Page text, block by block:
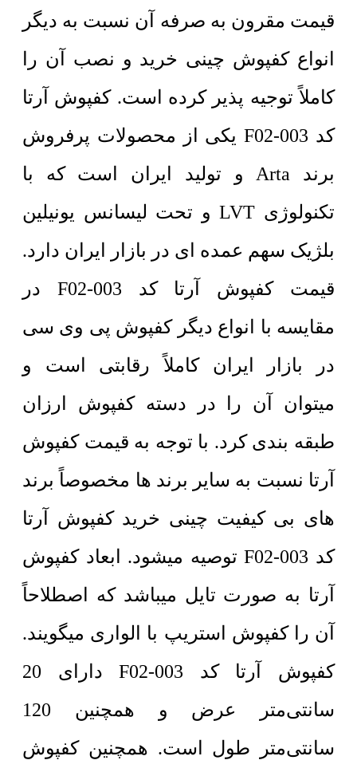
قیمت مقرون به صرفه آن نسبت به دیگر
انواع کفپوش چینی خرید و نصب آن را
کاملاً توجیه پذیر کرده است. کفپوش آرتا
کد F02-003 یکی از محصولات پرفروش
برند Arta و تولید ایران است که با
تکنولوژی LVT و تحت لیسانس یونیلین
بلژیک سهم عمده ای در بازار ایران دارد.
قیمت کفپوش آرتا کد F02-003 در
مقایسه با انواع دیگر کفپوش پی وی سی
در بازار ایران کاملاً رقابتی است و
میتوان آن را در دسته کفپوش ارزان
طبقه بندی کرد. با توجه به قیمت کفپوش
آرتا نسبت به سایر برند ها مخصوصاً برند
های بی کیفیت چینی خرید کفپوش آرتا
کد F02-003 توصیه میشود. ابعاد کفپوش
آرتا به صورت تایل میباشد که اصطلاحاً
آن را کفپوش استریپ با الواری میگویند.
کفپوش آرتا کد F02-003 دارای 20
سانتی‌متر عرض و همچنین 120
سانتی‌متر طول است. همچنین کفپوش